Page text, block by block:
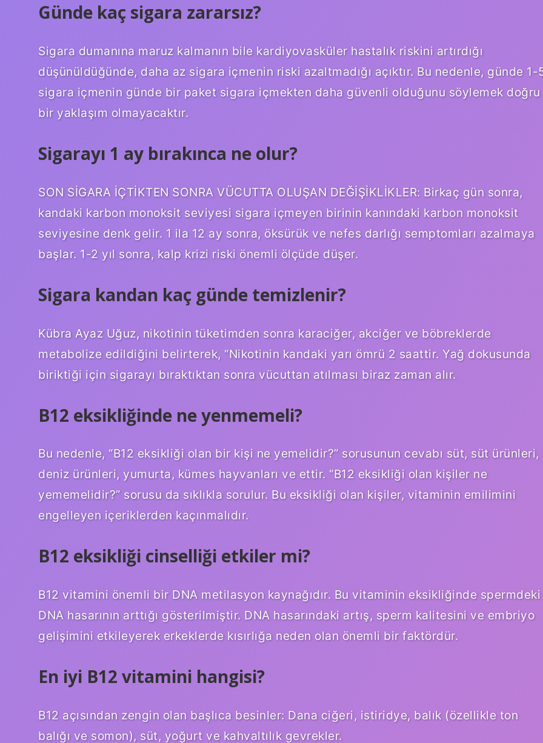
Günde kaç sigara zararsız?
Sigara dumanına maruz kalmanın bile kardiyovasküler hastalık riskini artırdığı
düşünüldüğünde, daha az sigara içmenin riski azaltmadığı açıktır. Bu nedenle, günde 1-
sigara içmenin günde bir paket sigara içmekten daha güvenli olduğunu söylemek doğru
bir yaklaşım olmayacaktır.
Sigarayı 1 ay bırakınca ne olur?
SON SİGARA İÇTİKTEN SONRA VÜCUTTA OLUŞAN DEĞİŞİKLİKLER: Birkaç gün sonra,
kandaki karbon monoksit seviyesi sigara içmeyen birinin kanındaki karbon monoksit
seviyesine denk gelir. 1 ila 12 ay sonra, öksürük ve nefes darlığı semptomları azalmaya
başlar. 1-2 yıl sonra, kalp krizi riski önemli ölçüde düşer.
Sigara kandan kaç günde temizlenir?
Kübra Ayaz Uğuz, nikotinin tüketimden sonra karaciğer, akciğer ve böbreklerde
metabolize edildiğini belirterek, “Nikotinin kandaki yarı ömrü 2 saattir. Yağ dokusunda
biriktiği için sigarayı bıraktıktan sonra vücuttan atılması biraz zaman alır.
B12 eksikliğinde ne yenmemeli?
Bu nedenle, “B12 eksikliği olan bir kişi ne yemelidir?” sorusunun cevabı süt, süt ürünleri,
deniz ürünleri, yumurta, kümes hayvanları ve ettir. “B12 eksikliği olan kişiler ne
yememelidir?” sorusu da sıklıkla sorulur. Bu eksikliği olan kişiler, vitaminin emilimini
engelleyen içeriklerden kaçınmalıdır.
B12 eksikliği cinselliği etkiler mi?
B12 vitamini önemli bir DNA metilasyon kaynağıdır. Bu vitaminin eksikliğinde spermdeki
DNA hasarının arttığı gösterilmiştir. DNA hasarındaki artış, sperm kalitesini ve embriyo
gelişimini etkileyerek erkeklerde kısırlığa neden olan önemli bir faktördür.
En iyi B12 vitamini hangisi?
B12 açısından zengin olan başlıca besinler: Dana ciğeri, istiridye, balık (özellikle ton
balığı ve somon), süt, yoğurt ve kahvaltılık gevrekler.